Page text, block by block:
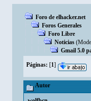
Foro de elhacker.net
Foros Generales
Foro Libre
Noticias
Gmail 5.0
Páginas: [1]
Autor